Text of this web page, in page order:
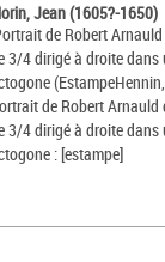
Jean (1605?-1650)
de Robert
3/4 dirigé à droite dans
de Robert Arnauld
3/4 dirigé à droite dans
: [estampe]